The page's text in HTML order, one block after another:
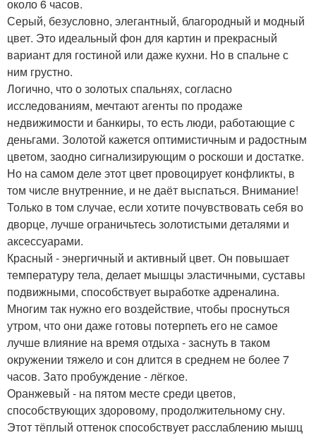
около 6 часов.
Серый, безусловно, элегантный, благородный и модный
цвет. Это идеальный фон для картин и прекрасный
вариант для гостиной или даже кухни. Но в спальне с
ним грустно.
Логично, что о золотых спальнях, согласно
исследованиям, мечтают агенты по продаже
недвижимости и банкиры, то есть люди, работающие с
деньгами. Золотой кажется оптимистичным и радостным
цветом, заодно сигнализирующим о роскоши и достатке.
Но на самом деле этот цвет провоцирует конфликты, в
том числе внутренние, и не даёт выспаться. Внимание!
Только в том случае, если хотите почувствовать себя во
дворце, лучше ограничьтесь золотистыми деталями и
аксессуарами.
Красный - энергичный и активный цвет. Он повышает
температуру тела, делает мышцы эластичными, суставы
подвижными, способствует выработке адреналина.
Многим так нужно его воздействие, чтобы проснуться
утром, что они даже готовы потерпеть его не самое
лучше влияние на время отдыха - заснуть в таком
окружении тяжело и сон длится в среднем не более 7
часов. Зато пробуждение - лёгкое.
Оранжевый - на пятом месте среди цветов,
способствующих здоровому, продолжительному сну.
Этот тёплый оттенок способствует расслаблению мышц